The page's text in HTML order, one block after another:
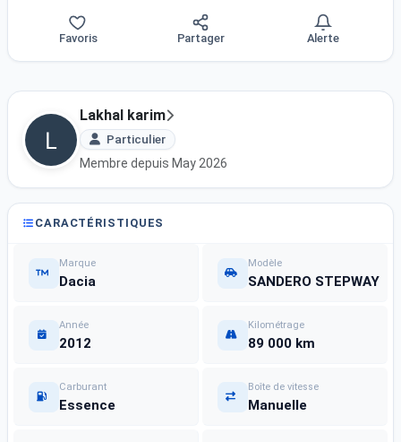
Favoris Partager Alerte
Lakhal karim
Particulier
Membre depuis May 2026
CARACTÉRISTIQUES
Marque
Dacia
Modèle
SANDERO STEPWAY
Année
2012
Kilométrage
89 000 km
Carburant
Essence
Boîte de vitesse
Manuelle